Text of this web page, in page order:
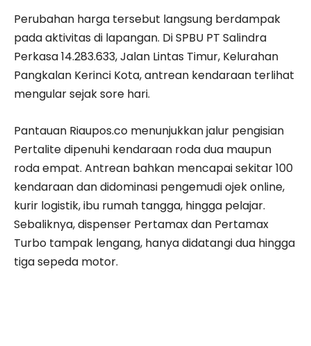
Perubahan harga tersebut langsung berdampak
pada aktivitas di lapangan. Di SPBU PT Salindra
Perkasa 14.283.633, Jalan Lintas Timur, Kelurahan
Pangkalan Kerinci Kota, antrean kendaraan terlihat
mengular sejak sore hari.
Pantauan Riaupos.co menunjukkan jalur pengisian
Pertalite dipenuhi kendaraan roda dua maupun
roda empat. Antrean bahkan mencapai sekitar 100
kendaraan dan didominasi pengemudi ojek online,
kurir logistik, ibu rumah tangga, hingga pelajar.
Sebaliknya, dispenser Pertamax dan Pertamax
Turbo tampak lengang, hanya didatangi dua hingga
tiga sepeda motor.